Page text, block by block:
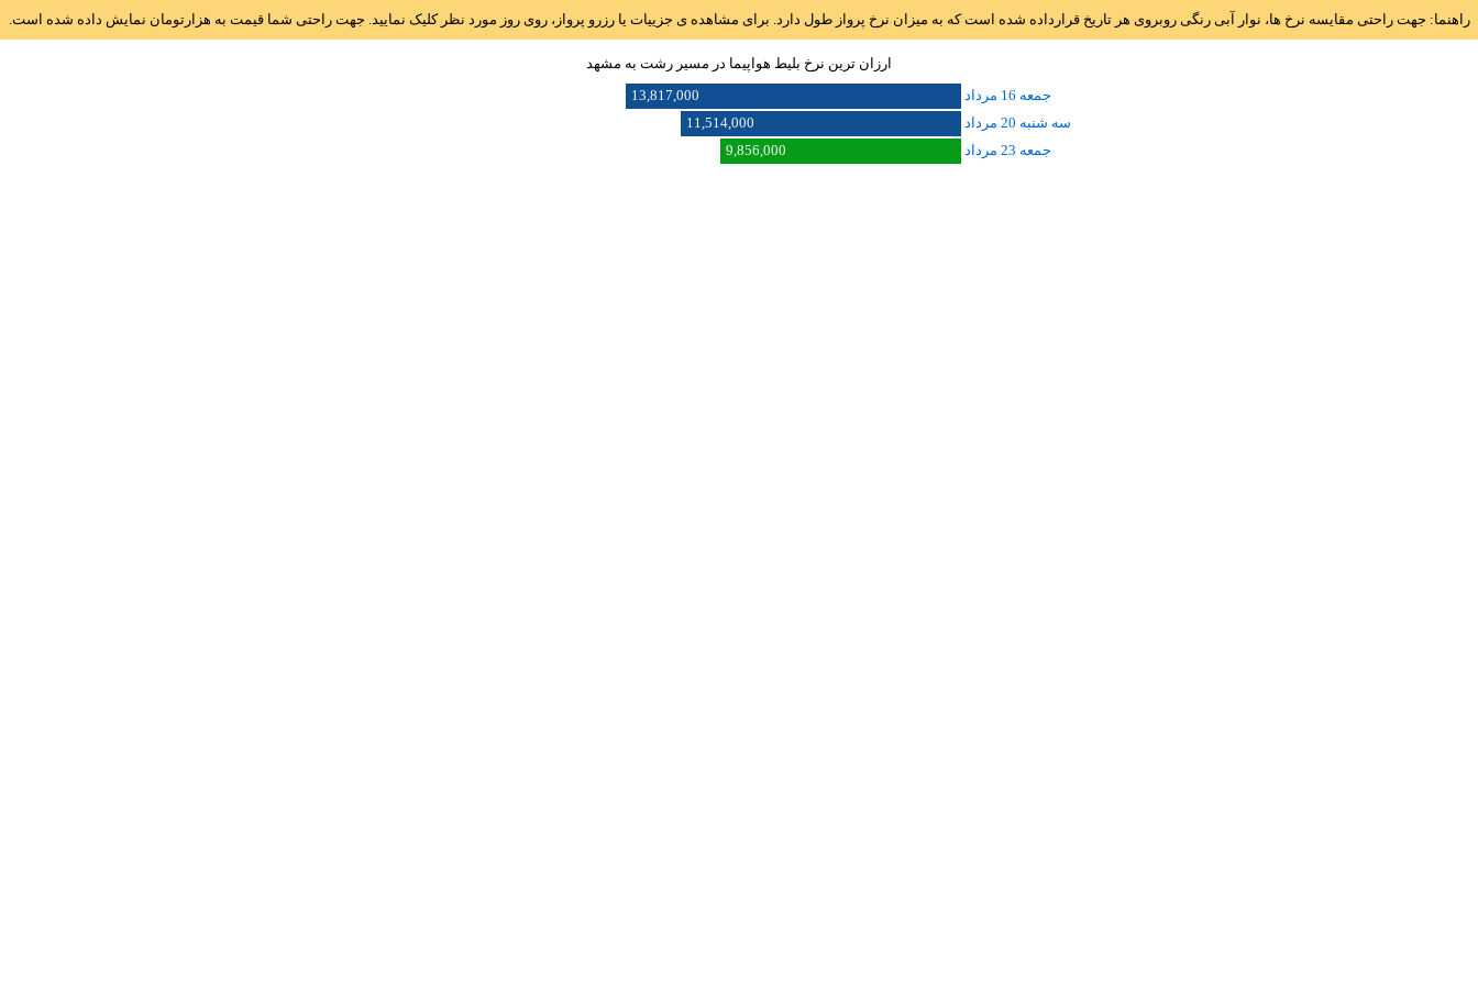
راهنما: جهت راحتی مقایسه نرخ ها، نوار آبی رنگی روبروی هر تاریخ قرارداده شده است که به میزان نرخ پرواز طول دارد. برای مشاهده ی جزییات یا رزرو پرواز، روی روز مورد نظر کلیک نمایید. جهت راحتی شما قیمت به هزارتومان نمایش داده شده است.
ارزان ترین نرخ بلیط هواپیما در مسیر رشت به مشهد
جمعه 16 مرداد
13,817,000
سه شنبه 20 مرداد
11,514,000
جمعه 23 مرداد
9,856,000